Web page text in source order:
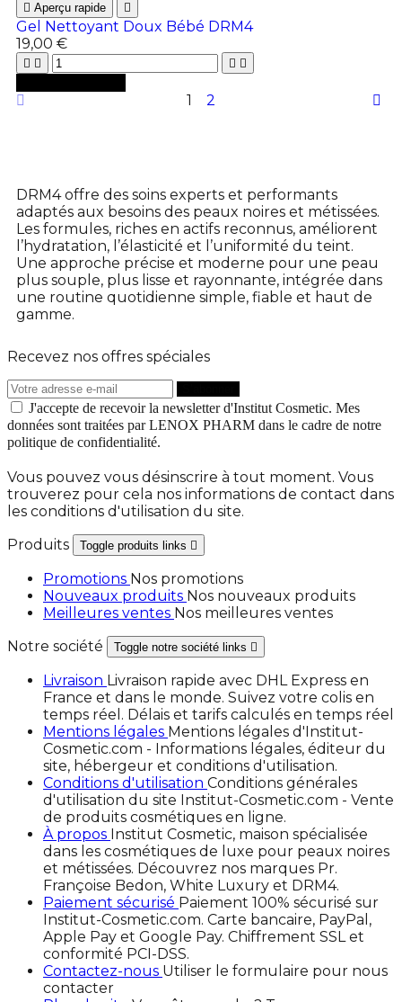
 Aperçu rapide 
Gel Nettoyant Doux Bébé DRM4
19,00 €
   
1 2
DRM4 offre des soins experts et performants
adaptés aux besoins des peaux noires et métissées.
Les formules, riches en actifs reconnus, améliorent
l’hydratation, l’élasticité et l’uniformité du teint.
Une approche précise et moderne pour une peau
plus souple, plus lisse et rayonnante, intégrée dans
une routine quotidienne simple, fiable et haut de
gamme.
Recevez nos offres spéciales
J'accepte de recevoir la newsletter d'Institut Cosmetic. Mes
données sont traitées par LENOX PHARM dans le cadre de notre
politique de confidentialité.
Vous pouvez vous désinscrire à tout moment. Vous
trouverez pour cela nos informations de contact dans
les conditions d'utilisation du site.
Produits
Toggle produits links 
Promotions Nos promotions
Nouveaux produits Nos nouveaux produits
Meilleures ventes Nos meilleures ventes
Notre société
Toggle notre société links 
Livraison Livraison rapide avec DHL Express en
France et dans le monde. Suivez votre colis en
temps réel. Délais et tarifs calculés en temps réel
Mentions légales Mentions légales d'Institut-
Cosmetic.com - Informations légales, éditeur du
site, hébergeur et conditions d'utilisation.
Conditions d'utilisation Conditions générales
d'utilisation du site Institut-Cosmetic.com - Vente
de produits cosmétiques en ligne.
À propos Institut Cosmetic, maison spécialisée
dans les cosmétiques de luxe pour peaux noires
et métissées. Découvrez nos marques Pr.
Françoise Bedon, White Luxury et DRM4.
Paiement sécurisé Paiement 100% sécurisé sur
Institut-Cosmetic.com. Carte bancaire, PayPal,
Apple Pay et Google Pay. Chiffrement SSL et
conformité PCI-DSS.
Contactez-nous Utiliser le formulaire pour nous
contacter